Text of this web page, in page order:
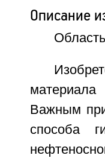
Описание
Важным
способа